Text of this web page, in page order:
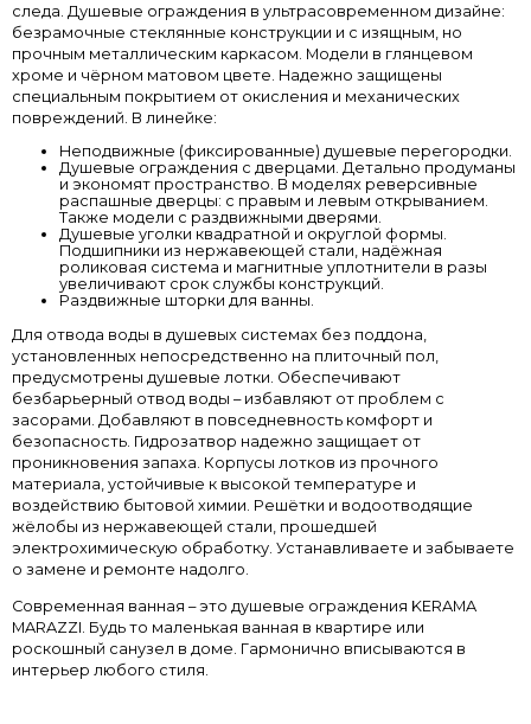
следа. Душевые ограждения в ультрасовременном дизайне:
безрамочные стеклянные конструкции и с изящным, но
прочным металлическим каркасом. Модели в глянцевом
хроме и чёрном матовом цвете. Надежно защищены
специальным покрытием от окисления и механических
повреждений. В линейке:
Неподвижные (фиксированные) душевые перегородки.
Душевые ограждения с дверцами. Детально продуманы
и экономят пространство. В моделях реверсивные
распашные дверцы: с правым и левым открыванием.
Также модели с раздвижными дверями.
Душевые уголки квадратной и округлой формы.
Подшипники из нержавеющей стали, надёжная
роликовая система и магнитные уплотнители в разы
увеличивают срок службы конструкций.
Раздвижные шторки для ванны.
Для отвода воды в душевых системах без поддона,
установленных непосредственно на плиточный пол,
предусмотрены душевые лотки. Обеспечивают
безбарьерный отвод воды – избавляют от проблем с
засорами. Добавляют в повседневность комфорт и
безопасность. Гидрозатвор надежно защищает от
проникновения запаха. Корпусы лотков из прочного
материала, устойчивые к высокой температуре и
воздействию бытовой химии. Решётки и водоотводящие
жёлобы из нержавеющей стали, прошедшей
электрохимическую обработку. Устанавливаете и забываете
о замене и ремонте надолго.
Современная ванная – это душевые ограждения KERAMA
MARAZZI. Будь то маленькая ванная в квартире или
роскошный санузел в доме. Гармонично вписываются в
интерьер любого стиля.